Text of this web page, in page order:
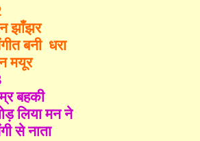
झाँझर
बनी धरा
मयूर
बहकी
लिया मन ने
से नाता